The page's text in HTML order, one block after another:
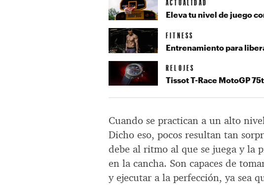
Cuando se practican a un alto
Dicho eso, pocos resultan tan
debe al ritmo al que se juega y la
en la cancha. Son capaces de
y ejecutar a la perfección, ya sea
ACTUALIDAD
Eleva tu nivel de juego
FITNESS
Entrenamiento para
RELOJES
Tissot T-Race MotoGP